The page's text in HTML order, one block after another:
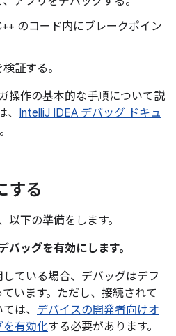
のコード内にブレークポイン
証する。
操作の基本的な手順について説
IntelliJ IDEA デバッグ ドキュ
する
以下の準備をします。
ッグを有効にします。
ている場合、デバッグはデフ
います。ただし、接続されて
は、 デバイスの開発者向けオ
を有効化する必要があります。